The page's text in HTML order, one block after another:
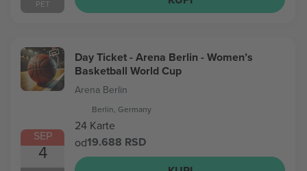
PET
SEP
4
Day Ticket - Arena Berlin - Women’s
Basketball World Cup
Arena Berlin
Berlin, Germany
24 Karte
od19.688 RSD